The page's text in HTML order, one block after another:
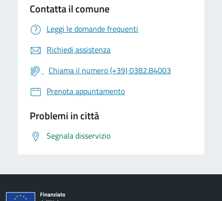
Contatta il comune
Leggi le domande frequenti
Richiedi assistenza
Chiama il numero (+39) 0382.84003
Prenota appuntamento
Problemi in città
Segnala disservizio